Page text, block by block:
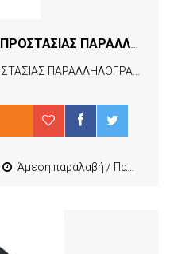
Άμεση παραλαβή / Παράδοση 1-3 εργασιμες